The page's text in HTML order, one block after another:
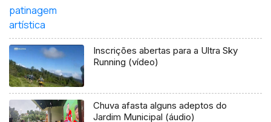
Inscrições abertas para a Ultra Sky
Running (vídeo)
Chuva afasta alguns adeptos do
Jardim Municipal (áudio)